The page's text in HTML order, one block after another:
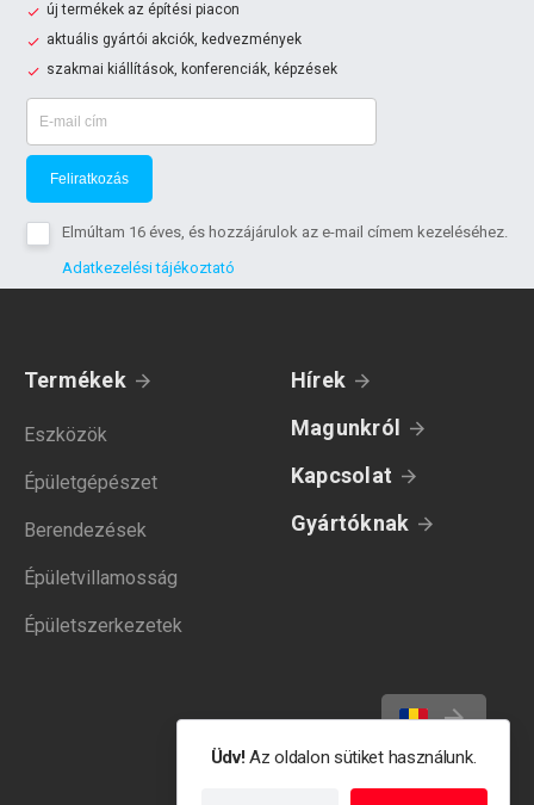
új termékek az építési piacon
aktuális gyártói akciók, kedvezmények
szakmai kiállítások, konferenciák, képzések
Feliratkozás
Elmúltam 16 éves, és hozzájárulok az e-mail címem kezeléséhez.
Adatkezelési tájékoztató
Termékek
Eszközök
Épületgépészet
Berendezések
Épületvillamosság
Épületszerkezetek
Hírek
Magunkról
Kapcsolat
Gyártóknak
Üdv!Az oldalon sütiket használunk.